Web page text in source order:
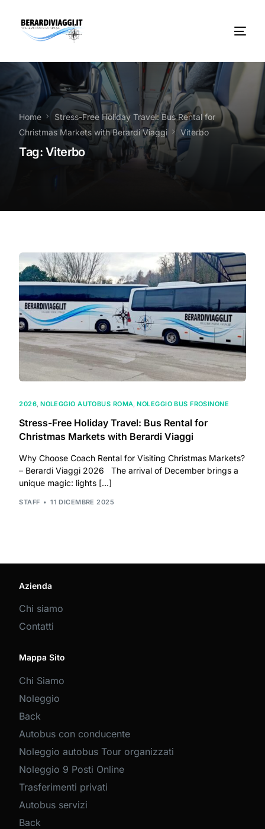
Home
Stress-Free Holiday Travel: Bus Rental for
Christmas Markets with Berardi Viaggi
Viterbo
Tag: Viterbo
2026,NOLEGGIO AUTOBUS ROMA,NOLEGGIO BUS FROSINONE
Stress-Free Holiday Travel: Bus Rental for
Christmas Markets with Berardi Viaggi
Why Choose Coach Rental for Visiting Christmas Markets?
– Berardi Viaggi 2026 The arrival of December brings a
unique magic: lights […]
STAFF 11 DICEMBRE 2025
Azienda
Chi siamo
Contatti
Mappa Sito
Chi Siamo
Noleggio
Back
Autobus con conducente
Noleggio autobus Tour organizzati
Noleggio 9 Posti Online
Trasferimenti privati
Autobus servizi
Back
Chi Siamo
Noleggio
Autobus servizi
Vacanze Viaggi Frosinone